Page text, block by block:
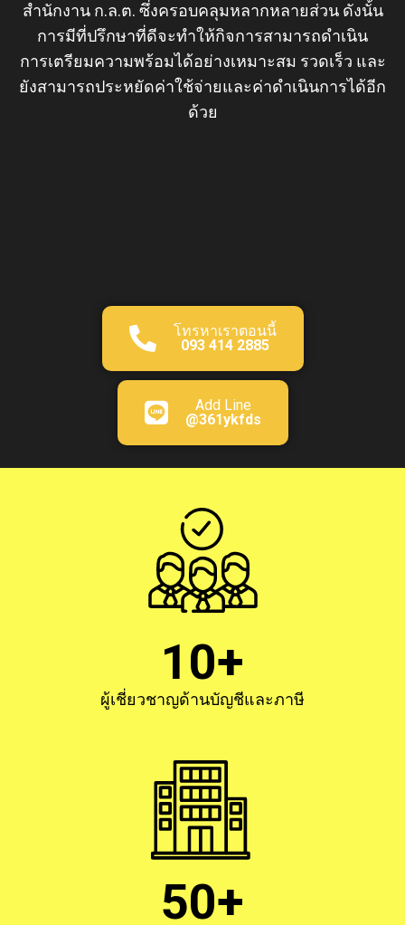
สำนักงาน ก.ล.ต. ซึ่งครอบคลุมหลากหลายส่วน ดังนั้น
การมีที่ปรึกษาที่ดีจะทำให้กิจการสามารถดำเนิน
การเตรียมความพร้อมได้อย่างเหมาะสม รวดเร็ว และ
ยังสามารถประหยัดค่าใช้จ่ายและค่าดำเนินการได้อีก
ด้วย
โทรหาเราตอนนี้
093 414 2885
Add Line
@361ykfds
10+
ผู้เชี่ยวชาญด้านบัญชีและภาษี
50+